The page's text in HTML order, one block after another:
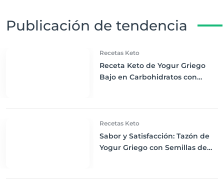
Publicación de tendencia
Recetas Keto
Receta Keto de Yogur Griego
Bajo en Carbohidratos con
Recetas Keto
Sabor y Satisfacción: Tazón de
Yogur Griego con Semillas de